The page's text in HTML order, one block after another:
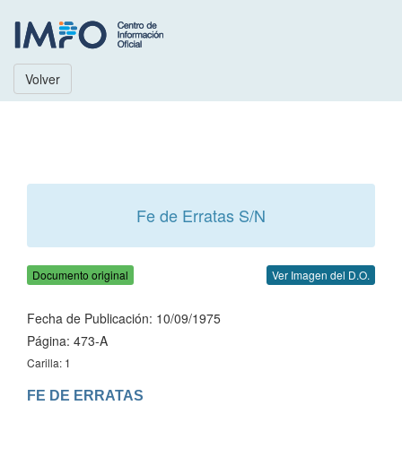
Volver
Fe de Erratas S/N
Documento original Ver Imagen del D.O.
Fecha de Publicación: 10/09/1975
Página: 473-A
Carilla: 1
FE DE ERRATAS